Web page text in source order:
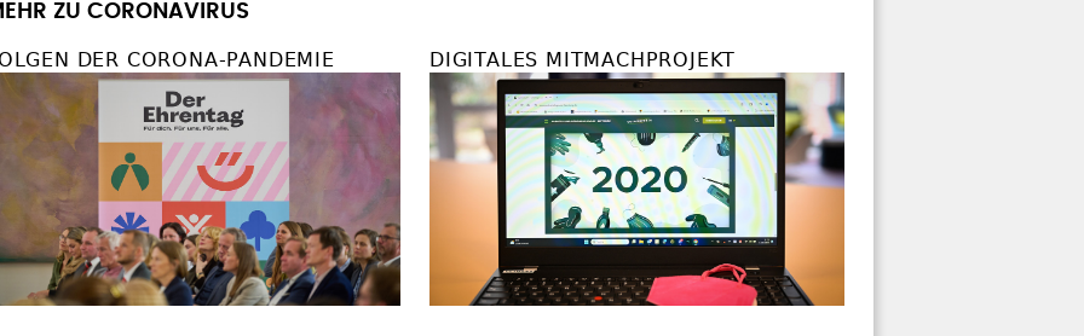
ZU CORONAVIRUS
DER CORONA-PANDEMIE DIGITALES MITMACHPROJEKT